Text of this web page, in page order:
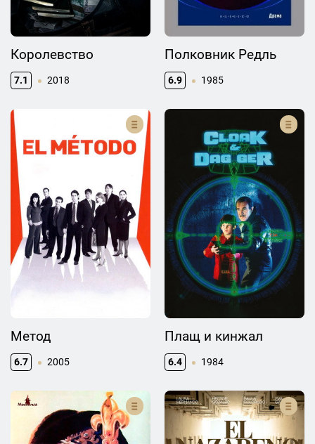
Королевство
7.1 2018
Полковник Редль
6.9 1985
Метод
6.7 2005
Плащ и кинжал
6.4 1984